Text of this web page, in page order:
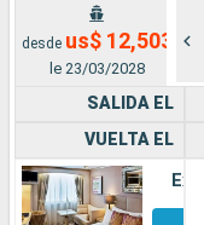
desde us$ 12,503
le 23/03/2028
SALIDA EL
VUELTA EL
Puertos